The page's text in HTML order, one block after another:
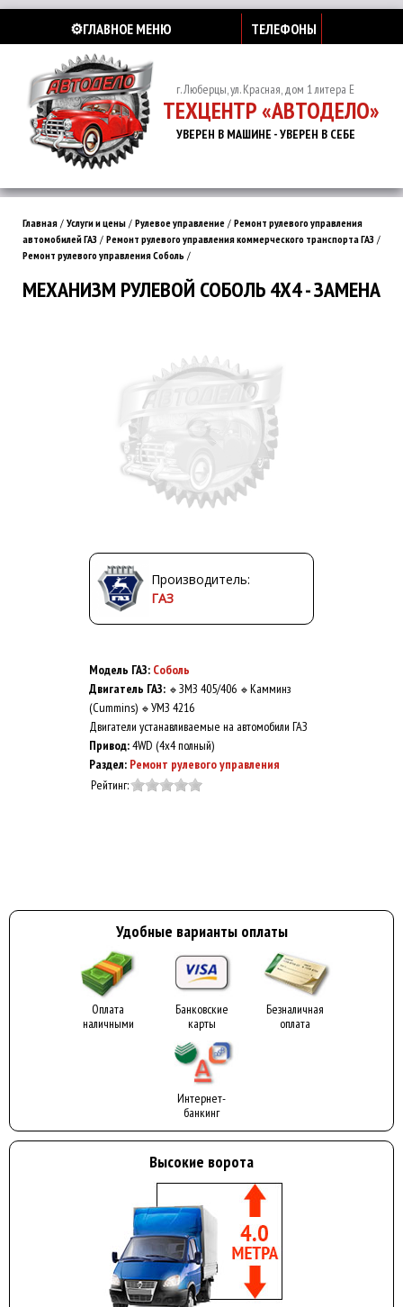
⚙️ГЛАВНОЕ МЕНЮ ТЕЛЕФОНЫ
г. Люберцы, ул. Красная, дом 1 литера Е
ТЕХЦЕНТР «АВТОДЕЛО»
УВЕРЕН В МАШИНЕ - УВЕРЕН В СЕБЕ
Главная / Услуги и цены / Рулевое управление / Ремонт рулевого управления
автомобилей ГАЗ / Ремонт рулевого управления коммерческого транспорта ГАЗ /
Ремонт рулевого управления Соболь /
МЕХАНИЗМ РУЛЕВОЙ СОБОЛЬ 4Х4 - ЗАМЕНА
Производитель:
ГАЗ
Модель ГАЗ: Соболь
Двигатель ГАЗ: 🔹 ЗМЗ 405/406 🔹 Камминз
(Cummins) 🔹 УМЗ 4216
Двигатели устанавливаемые на автомобили ГАЗ
Привод:4WD (4x4 полный)
Раздел: Ремонт рулевого управления
Рейтинг:
Удобные варианты оплаты
Оплата
наличными
Банковские
карты
Безналичная
оплата
Интернет-
банкинг
Высокие ворота